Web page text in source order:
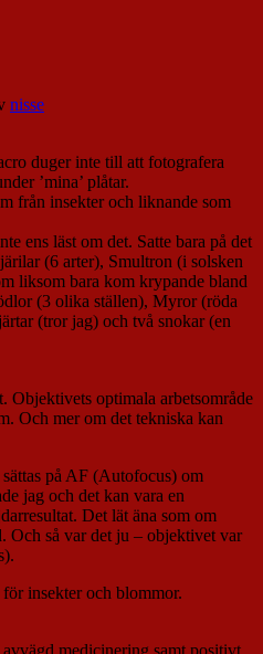
nisse
duger inte till att fotografera
’mina’ plåtar.
från insekter och liknande som
ens läst om det. Satte bara på det
(6 arter), Smultron (i solsken
liksom bara kom krypande bland
(3 olika ställen), Myror (röda
(tror jag) och två snokar (en
Objektivets optimala arbetsområde
Och mer om det tekniska kan
på AF (Autofocus) om
jag och det kan vara en
Det lät äna som om
Och så var det ju – objektivet var
insekter och blommor.